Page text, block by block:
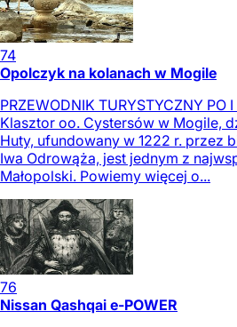
74
Opolczyk na kolanach w Mogile
PRZEWODNIK TURYSTYCZNY PO I
Klasztor oo. Cystersów w Mogile,
Huty, ufundowany w 1222 r. przez
Iwa Odrowąża, jest jednym z
Małopolski. Powiemy więcej o...
76
Nissan Qashqai e-POWER